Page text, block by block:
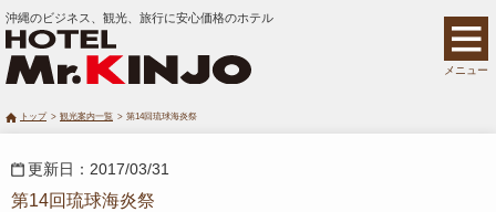
沖縄のビジネス、観光、旅行に安心価格のホテル
メニュー
トップ 観光案内一覧 第14回琉球海炎祭
更新日：2017/03/31
第14回琉球海炎祭